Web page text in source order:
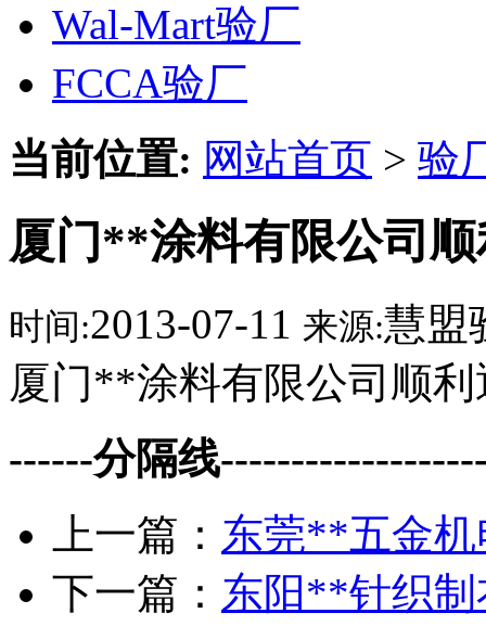
Wal-Mart验厂
FCCA验厂
当前位置: 网站首页 > 验
厦门**涂料有限公司
时间:2013-07-11 来源:慧盟
厦门**涂料有限公司顺
------分隔线
上一篇： 东莞**五金机
下一篇： 东阳**针织制